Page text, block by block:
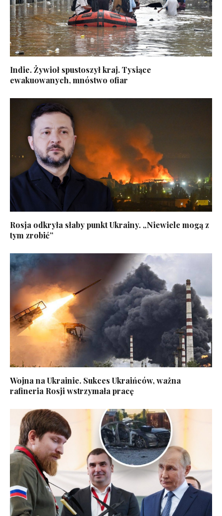
Indie. Żywioł spustoszył kraj. Tysiące
ewakuowanych, mnóstwo ofiar
Rosja odkryła słaby punkt Ukrainy. „Niewiele mogą z
tym zrobić”
Wojna na Ukrainie. Sukces Ukraińców, ważna
rafineria Rosji wstrzymała pracę